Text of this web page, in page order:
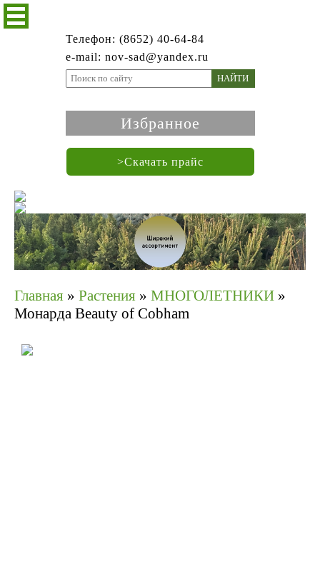
Телефон: (8652) 40-64-84
e-mail: nov-sad@yandex.ru
НАЙТИ
Избранное
>Скачать прайс
Главная » Растения » МНОГОЛЕТНИКИ »
Монарда Beauty of Cobham